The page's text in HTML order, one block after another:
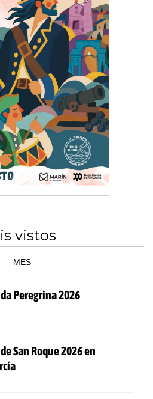
vistos
MES
Peregrina 2026
San Roque 2026 en